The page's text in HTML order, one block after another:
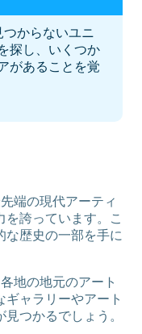
つからないユニ
探し、いくつか
があることを覚
端の現代アーティ
を誇っています。こ
な歴史の一部を手に
地の地元のアート
ャラリーやアート
つかるでしょう。